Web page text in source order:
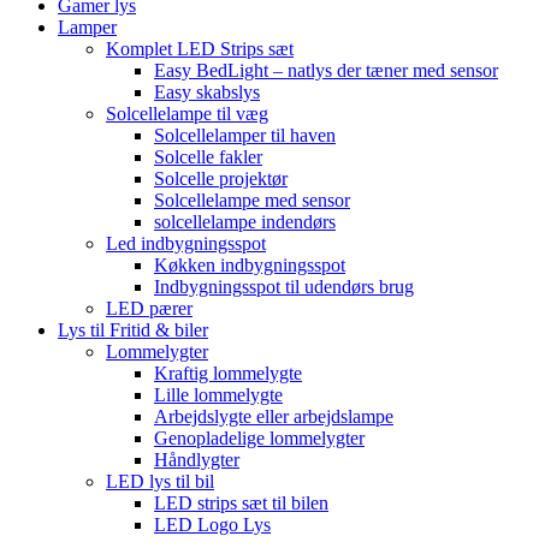
Gamer lys
Lamper
Komplet LED Strips sæt
Easy BedLight – natlys der tæner med sensor
Easy skabslys
Solcellelampe til væg
Solcellelamper til haven
Solcelle fakler
Solcelle projektør
Solcellelampe med sensor
solcellelampe indendørs
Led indbygningsspot
Køkken indbygningsspot
Indbygningsspot til udendørs brug
LED pærer
Lys til Fritid & biler
Lommelygter
Kraftig lommelygte
Lille lommelygte
Arbejdslygte eller arbejdslampe
Genopladelige lommelygter
Håndlygter
LED lys til bil
LED strips sæt til bilen
LED Logo Lys